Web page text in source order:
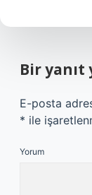
Bir yanıt
E-posta
* ile
Yorum